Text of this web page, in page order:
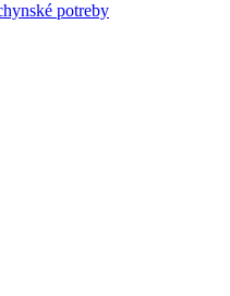
potreby